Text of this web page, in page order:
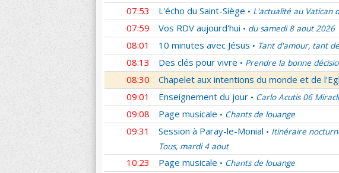
07:53 L'écho du Saint-Siège • L'actualité au Vatican
07:59 Vos RDV aujourd'hui • du samedi 8 aout 2026
08:01 10 minutes avec Jésus • Tant d'amour, tant
08:13 Des clés pour vivre • Prendre la bonne
08:30 Chapelet aux intentions du monde et de
09:01 Enseignement du jour • Carlo Acutis 06
09:08 Page musicale • Chants de louange
09:31 Session à Paray-le-Monial • Itinéraire
Tous, mardi 4 aout
10:23 Page musicale • Chants de louange